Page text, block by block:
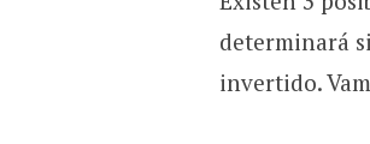
determinará
invertido.